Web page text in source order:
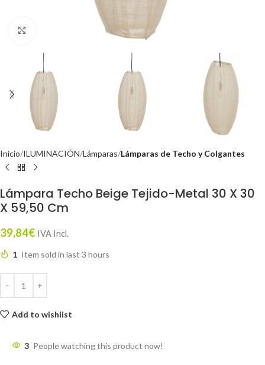
Inicio ILUMINACIÓN Lámparas Lámparas de Techo y Colgantes
Lámpara Techo Beige Tejido-Metal 30 X 30
X 59,50 Cm
39,84€ IVA Incl.
1 Item sold in last 3 hours
Add to wishlist
3 People watching this product now!